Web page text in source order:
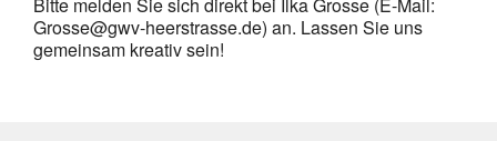
Grosse@gwv-heerstrasse.de) an. Lassen Sie uns
gemeinsam kreativ sein!